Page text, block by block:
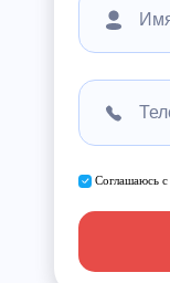
Соглашаюсь с